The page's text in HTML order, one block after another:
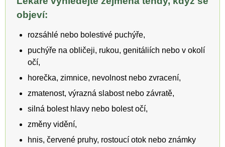
objeví:
rozsáhlé nebo bolestivé puchýře,
puchýře na obličeji, rukou, genitáliích nebo v okolí
očí,
horečka, zimnice, nevolnost nebo zvracení,
zmatenost, výrazná slabost nebo závratě,
silná bolest hlavy nebo bolest očí,
změny vidění,
hnis, červené pruhy, rostoucí otok nebo známky